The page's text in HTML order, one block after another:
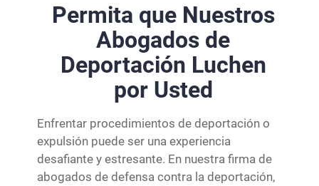
Permita que Nuestros
Abogados de
Deportación Luchen
por Usted
Enfrentar procedimientos de deportación o
expulsión puede ser una experiencia
desafiante y estresante. En nuestra firma de
abogados de defensa contra la deportación,